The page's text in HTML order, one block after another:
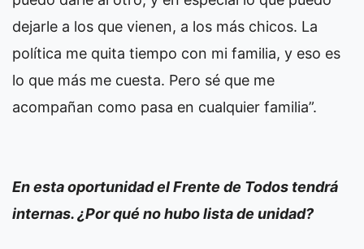
dejarle a los que vienen, a los más chicos. La
política me quita tiempo con mi familia, y eso es
lo que más me cuesta. Pero sé que me
acompañan como pasa en cualquier familia”.
En esta oportunidad el Frente de Todos tendrá
internas. ¿Por qué no hubo lista de unidad?